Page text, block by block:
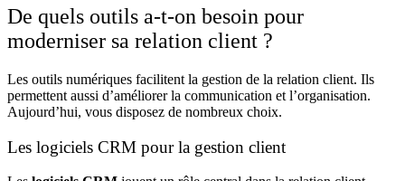
De quels outils a-t-on besoin pour
moderniser sa relation client ?
Les outils numériques facilitent la gestion de la relation client. Ils
permettent aussi d’améliorer la communication et l’organisation.
Aujourd’hui, vous disposez de nombreux choix.
Les logiciels CRM pour la gestion client